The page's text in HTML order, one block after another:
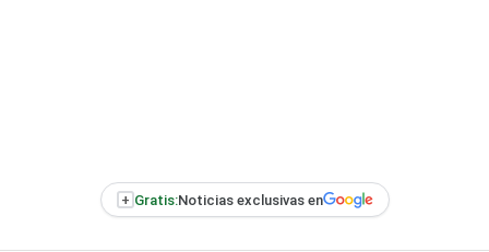
+ Gratis:Noticias exclusivas en